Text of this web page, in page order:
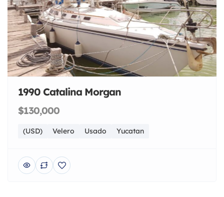
1990 Catalina Morgan
$130,000
(USD) Velero Usado Yucatan